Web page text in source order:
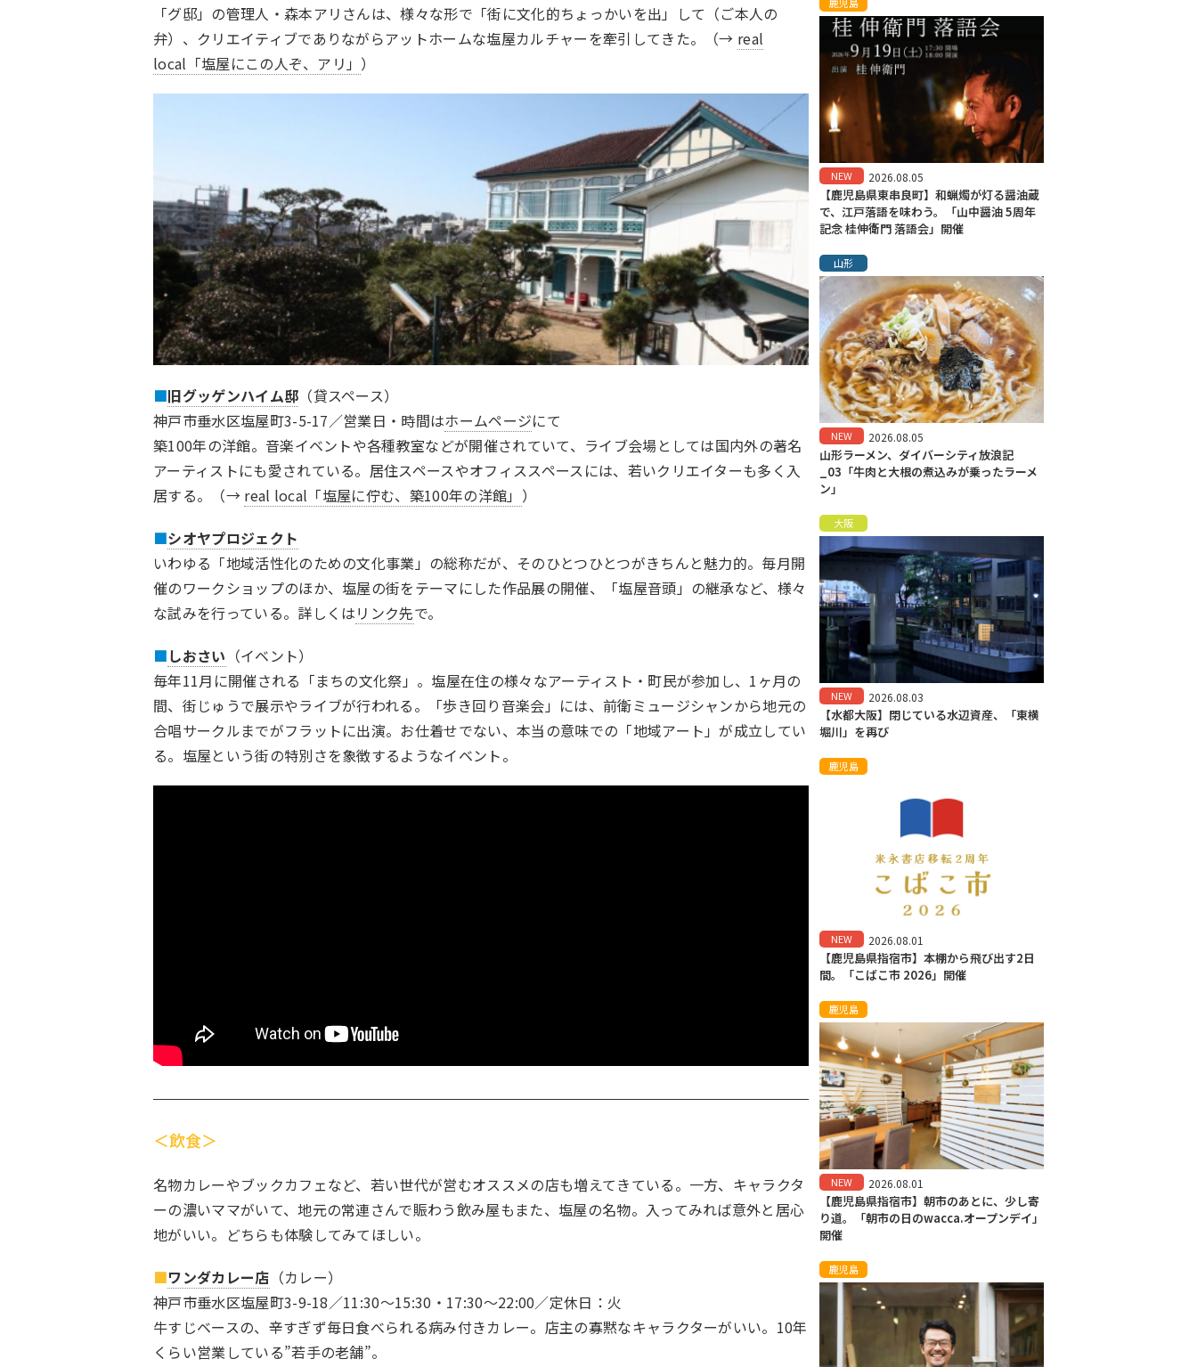
「グ邸」の管理人・森本アリさんは、様々な形で「街に文化的ちょっかいを出」して（ご本人の
弁）、クリエイティブでありながらアットホームな塩屋カルチャーを牽引してきた。（→ real
local「塩屋にこの人ぞ、アリ 」 ）
■旧グッゲンハイム邸 （貸スペース）
神戸市垂水区塩屋町3-5-17／営業日・時間はホームページにて
築100年の洋館。音楽イベントや各種教室などが開催されていて、ライブ会場としては国内外の著名
アーティストにも愛されている。居住スペースやオフィススペースには、若いクリエイターも多く入
居する。（→ real local「塩屋に佇む、築100年の洋館」 ）
■シオヤプロジェクト
いわゆる「地域活性化のための文化事業」の総称だが、そのひとつひとつがきちんと魅力的。毎月開
催のワークショップのほか、塩屋の街をテーマにした作品展の開催、「塩屋音頭」の継承など、様々
な試みを行っている。詳しくはリンク先で。
■しおさい （イベント）
毎年11月に開催される「まちの文化祭」。塩屋在住の様々なアーティスト・町民が参加し、1ヶ月の
間、街じゅうで展示やライブが行われる。「歩き回り音楽会」には、前衛ミュージシャンから地元の
合唱サークルまでがフラットに出演。お仕着せでない、本当の意味での「地域アート」が成立してい
る。塩屋という街の特別さを象徴するようなイベント。
＜飲食＞
名物カレーやブックカフェなど、若い世代が営むオススメの店も増えてきている。一方、キャラクタ
ーの濃いママがいて、地元の常連さんで賑わう飲み屋もまた、塩屋の名物。入ってみれば意外と居心
地がいい。どちらも体験してみてほしい。
■ワンダカレー店 （カレー）
神戸市垂水区塩屋町3-9-18／11:30〜15:30・17:30〜22:00／定休日：火
牛すじベースの、辛すぎず毎日食べられる病み付きカレー。店主の寡黙なキャラクターがいい。10年
くらい営業している”若手の老舗”。
鹿児島
NEW 2026.08.05
【鹿児島県東串良町】和蝋燭が灯る醤油蔵
で、江戸落語を味わう。「山中醤油 5周年
記念 桂伸衛門 落語会」開催
山形
NEW 2026.08.05
山形ラーメン、ダイバーシティ放浪記
_03「牛肉と大根の煮込みが乗ったラーメ
ン」
大阪
NEW 2026.08.03
【水都大阪】閉じている水辺資産、「東横
堀川」を再び
鹿児島
NEW 2026.08.01
【鹿児島県指宿市】本棚から飛び出す2日
間。「こばこ市 2026」開催
鹿児島
NEW 2026.08.01
【鹿児島県指宿市】朝市のあとに、少し寄
り道。「朝市の日のwacca.オープンデイ」
開催
鹿児島